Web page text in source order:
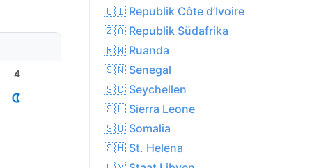
4 6
🇨🇮 Republik Côte d’Ivoire
🇿🇦 Republik Südafrika
🇷🇼 Ruanda
🇸🇳 Senegal
🇸🇨 Seychellen
🇸🇱 Sierra Leone
🇸🇴 Somalia
🇸🇭 St. Helena